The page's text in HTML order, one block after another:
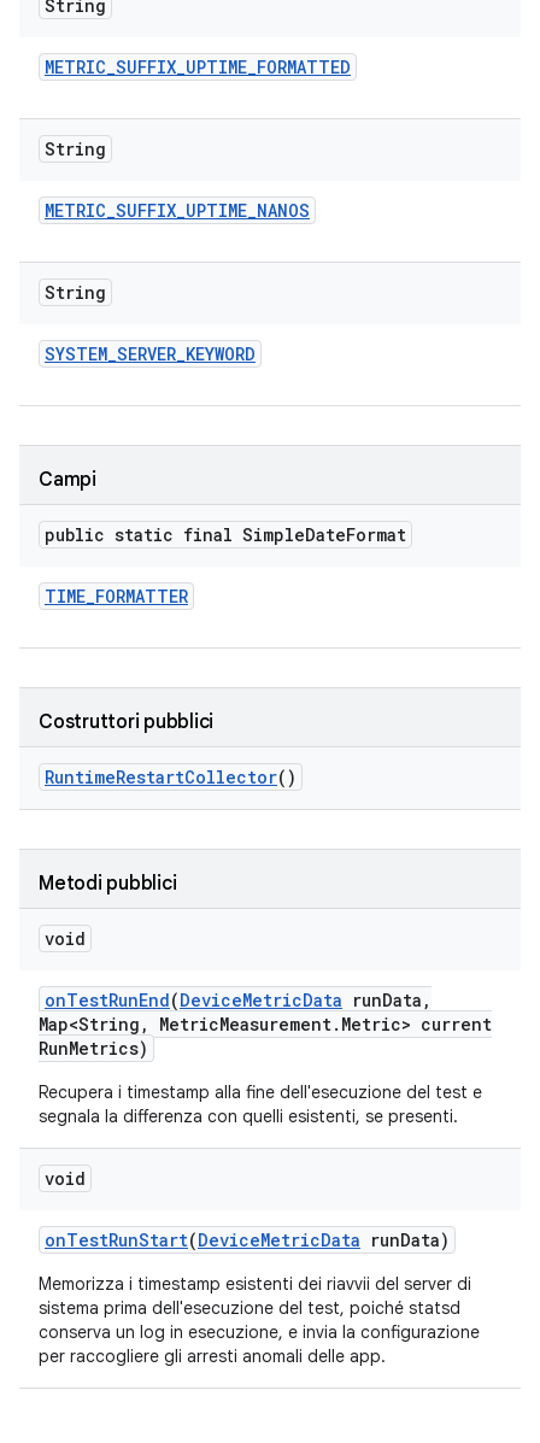
String
METRIC_SUFFIX_UPTIME_FORMATTED
String
METRIC_SUFFIX_UPTIME_NANOS
String
SYSTEM_SERVER_KEYWORD
Campi
public static final SimpleDateFormat
TIME_FORMATTER
Costruttori pubblici
RuntimeRestartCollector()
Metodi pubblici
void
onTestRunEnd(DeviceMetricData runData ,
Map<String , MetricMeasurement. Metric> current
RunMetrics)
Recupera i timestamp alla fine dell'esecuzione del test e
segnala la differenza con quelli esistenti, se presenti.
void
onTestRunStart(DeviceMetricData runData)
Memorizza i timestamp esistenti dei riavvii del server di
sistema prima dell'esecuzione del test, poiché statsd
conserva un log in esecuzione, e invia la configurazione
per raccogliere gli arresti anomali delle app.